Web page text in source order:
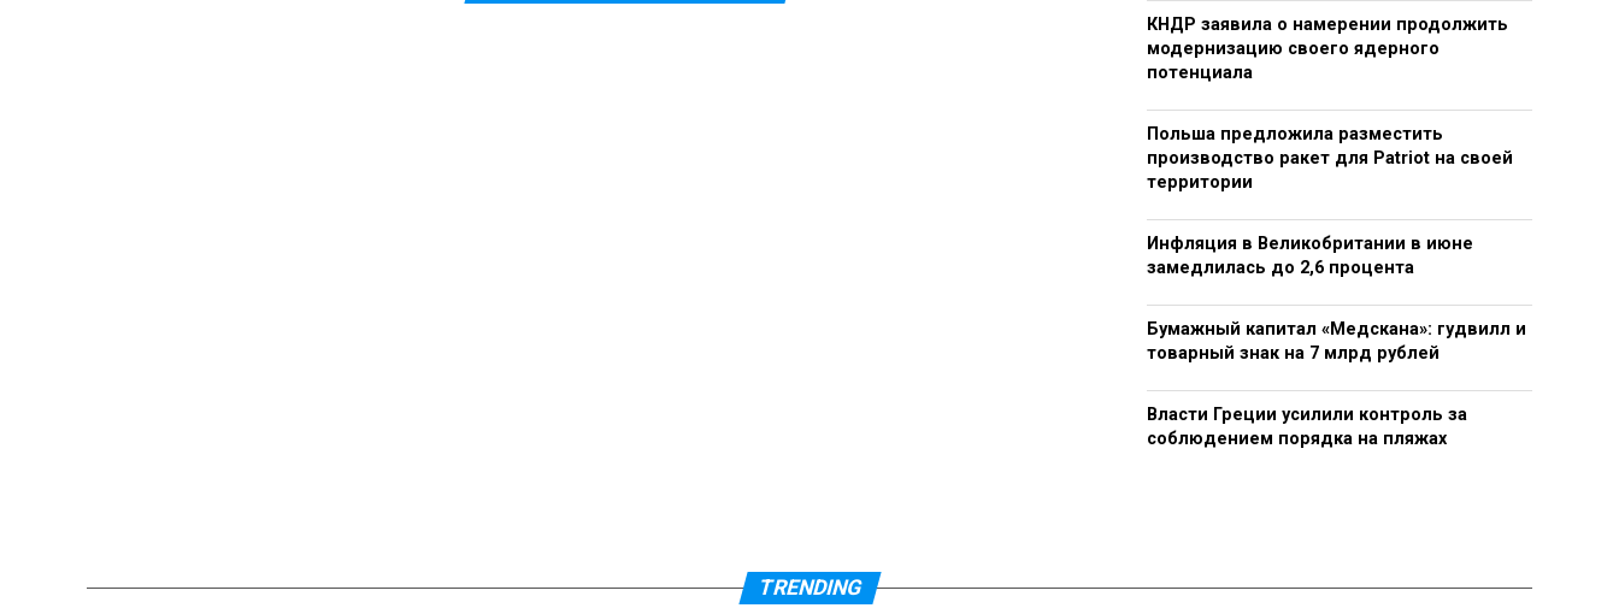
КНДР заявила о намерении продолжить
модернизацию своего ядерного
потенциала
Польша предложила разместить
производство ракет для Patriot на своей
территории
Инфляция в Великобритании в июне
замедлилась до 2,6 процента
Бумажный капитал «Медскана»: гудвилл и
товарный знак на 7 млрд рублей
Власти Греции усилили контроль за
соблюдением порядка на пляжах
TRENDING